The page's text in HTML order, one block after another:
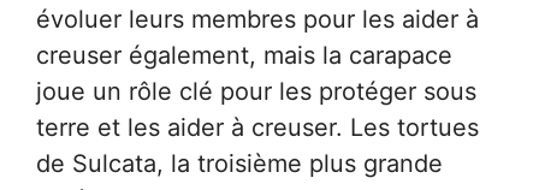
évoluer leurs membres pour les aider à
creuser également, mais la carapace
joue un rôle clé pour les protéger sous
terre et les aider à creuser. Les tortues
de Sulcata, la troisième plus grande